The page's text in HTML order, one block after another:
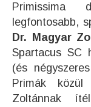
Primissima
legfontosabb,
Dr. Magyar
Spartacus SC
(és
Primák
Zoltánnak